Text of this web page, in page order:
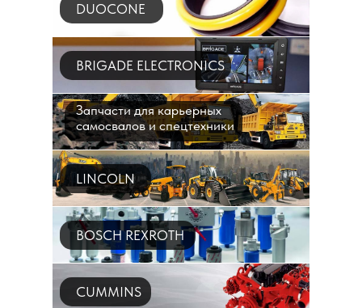
DUOCONE
BRIGADE ELECTRONICS
Запчасти для карьерных
самосвалов и спецтехники
LINCOLN
BOSCH REXROTH
CUMMINS